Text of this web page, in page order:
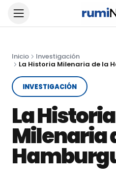
Inicio
Investigación
La Historia Milenaria de la
INVESTIGACIÓN
La Historia
Milenaria